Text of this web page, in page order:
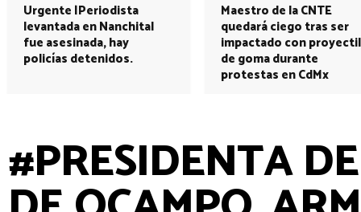
Urgente |Periodista
levantada en Nanchital
fue asesinada, hay
policías detenidos.
Maestro de la CNTE
quedará ciego tras ser
impactado con proyectil
de goma durante
protestas en CdMx
#PRESIDENTA